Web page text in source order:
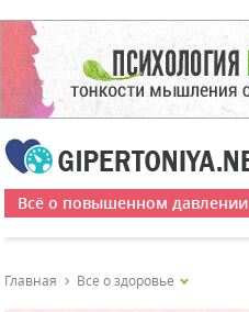
Всё о повышенном давлении
Главная Все о здоровье